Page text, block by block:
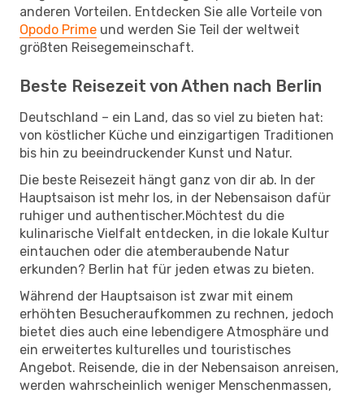
anderen Vorteilen. Entdecken Sie alle Vorteile von
Opodo Prime und werden Sie Teil der weltweit
größten Reisegemeinschaft.
Beste Reisezeit von Athen nach Berlin
Deutschland – ein Land, das so viel zu bieten hat:
von köstlicher Küche und einzigartigen Traditionen
bis hin zu beeindruckender Kunst und Natur.
Die beste Reisezeit hängt ganz von dir ab. In der
Hauptsaison ist mehr los, in der Nebensaison dafür
ruhiger und authentischer.Möchtest du die
kulinarische Vielfalt entdecken, in die lokale Kultur
eintauchen oder die atemberaubende Natur
erkunden? Berlin hat für jeden etwas zu bieten.
Während der Hauptsaison ist zwar mit einem
erhöhten Besucheraufkommen zu rechnen, jedoch
bietet dies auch eine lebendigere Atmosphäre und
ein erweitertes kulturelles und touristisches
Angebot. Reisende, die in der Nebensaison anreisen,
werden wahrscheinlich weniger Menschenmassen,